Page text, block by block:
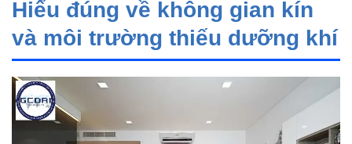
Hiểu đúng về không gian kín
và môi trường thiếu dưỡng khí